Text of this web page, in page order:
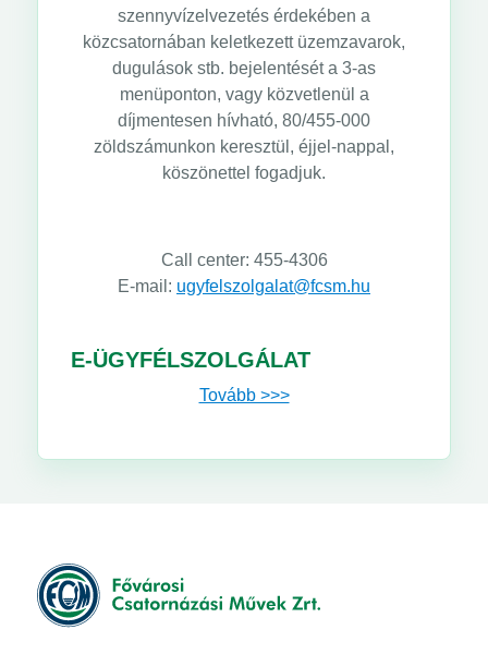
szennyvízelvezetés érdekében a
közcsatornában keletkezett üzemzavarok,
dugulások stb. bejelentését a 3-as
menüponton, vagy közvetlenül a
díjmentesen hívható, 80/455-000
zöldszámunkon keresztül, éjjel-nappal,
köszönettel fogadjuk.
Call center: 455-4306
E-mail: ugyfelszolgalat@fcsm.hu
E-ÜGYFÉLSZOLGÁLAT
Tovább >>>